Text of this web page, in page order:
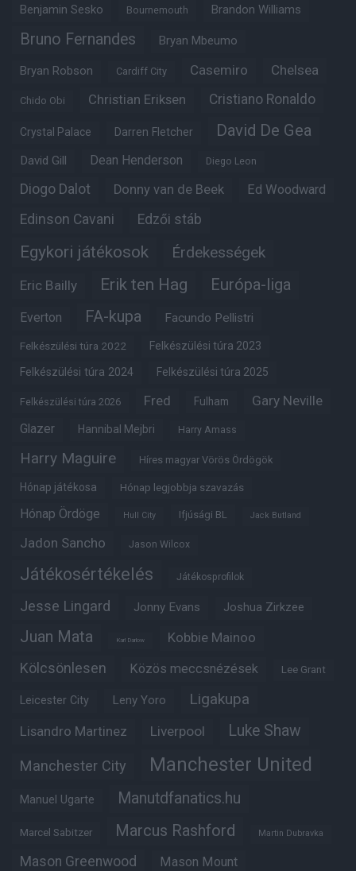
Benjamin Sesko Bournemouth Brandon Williams
Bruno Fernandes Bryan Mbeumo
Bryan Robson Cardiff City Casemiro Chelsea
Chido Obi Christian Eriksen Cristiano Ronaldo
Crystal Palace Darren Fletcher David De Gea
David Gill Dean Henderson Diego Leon
Diogo Dalot Donny van de Beek Ed Woodward
Edinson Cavani Edzői stáb
Egykori játékosok Érdekességek
Eric Bailly Erik ten Hag Európa-liga
Everton FA-kupa Facundo Pellistri
Felkészülési túra 2022 Felkészülési túra 2023
Felkészülési túra 2024 Felkészülési túra 2025
Felkészülési túra 2026 Fred Fulham Gary Neville
Glazer Hannibal Mejbri Harry Amass
Harry Maguire Híres magyar Vörös Ördögök
Hónap játékosa Hónap legjobbja szavazás
Hónap Ördöge Hull City Ifjúsági BL Jack Butland
Jadon Sancho Jason Wilcox
Játékosértékelés Játékosprofilok
Jesse Lingard Jonny Evans Joshua Zirkzee
Juan Mata Karl Darlow Kobbie Mainoo
Kölcsönlesen Közös meccsnézések Lee Grant
Leicester City Leny Yoro Ligakupa
Lisandro Martinez Liverpool Luke Shaw
Manchester City Manchester United
Manuel Ugarte Manutdfanatics.hu
Marcel Sabitzer Marcus Rashford Martin Dubravka
Mason Greenwood Mason Mount